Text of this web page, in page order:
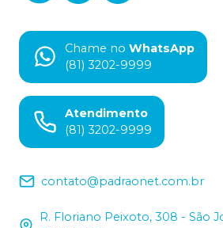
Chame no WhatsApp
(81) 3202-9999
Atendimento
(81) 3202-9999
contato@padraonet.com.br
R. Floriano Peixoto, 308 - São